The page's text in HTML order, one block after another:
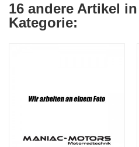
16 andere Artikel
Kategorie: